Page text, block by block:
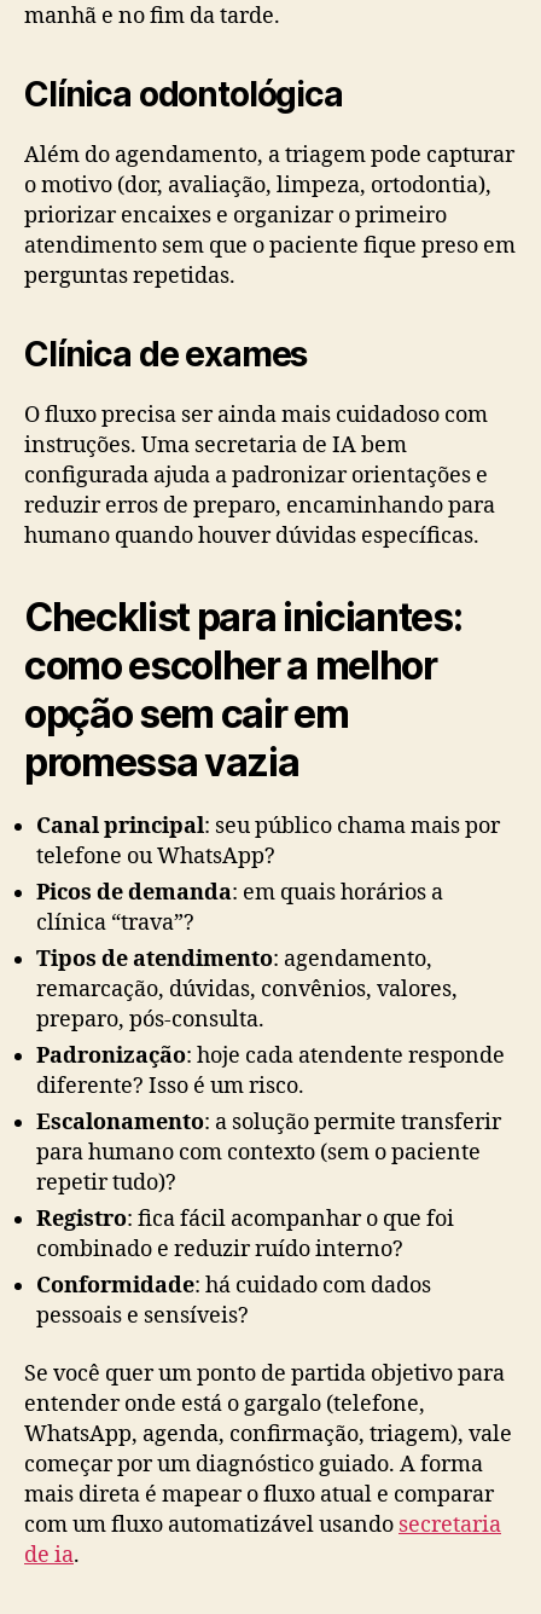
manhã e no fim da tarde.
Clínica odontológica
Além do agendamento, a triagem pode capturar
o motivo (dor, avaliação, limpeza, ortodontia),
priorizar encaixes e organizar o primeiro
atendimento sem que o paciente fique preso em
perguntas repetidas.
Clínica de exames
O fluxo precisa ser ainda mais cuidadoso com
instruções. Uma secretaria de IA bem
configurada ajuda a padronizar orientações e
reduzir erros de preparo, encaminhando para
humano quando houver dúvidas específicas.
Checklist para iniciantes:
como escolher a melhor
opção sem cair em
promessa vazia
Canal principal: seu público chama mais por
telefone ou WhatsApp?
Picos de demanda: em quais horários a
clínica “trava”?
Tipos de atendimento: agendamento,
remarcação, dúvidas, convênios, valores,
preparo, pós-consulta.
Padronização: hoje cada atendente responde
diferente? Isso é um risco.
Escalonamento: a solução permite transferir
para humano com contexto (sem o paciente
repetir tudo)?
Registro: fica fácil acompanhar o que foi
combinado e reduzir ruído interno?
Conformidade: há cuidado com dados
pessoais e sensíveis?
Se você quer um ponto de partida objetivo para
entender onde está o gargalo (telefone,
WhatsApp, agenda, confirmação, triagem), vale
começar por um diagnóstico guiado. A forma
mais direta é mapear o fluxo atual e comparar
com um fluxo automatizável usando secretaria
de ia.